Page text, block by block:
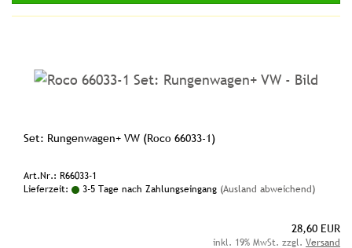
Set: Rungenwagen+ VW (Roco 66033-1)
Art.Nr.: R66033-1
Lieferzeit:
3-5 Tage nach Zahlungseingang (Ausland abweichend)
28,60 EUR
inkl. 19% MwSt. zzgl. Versand